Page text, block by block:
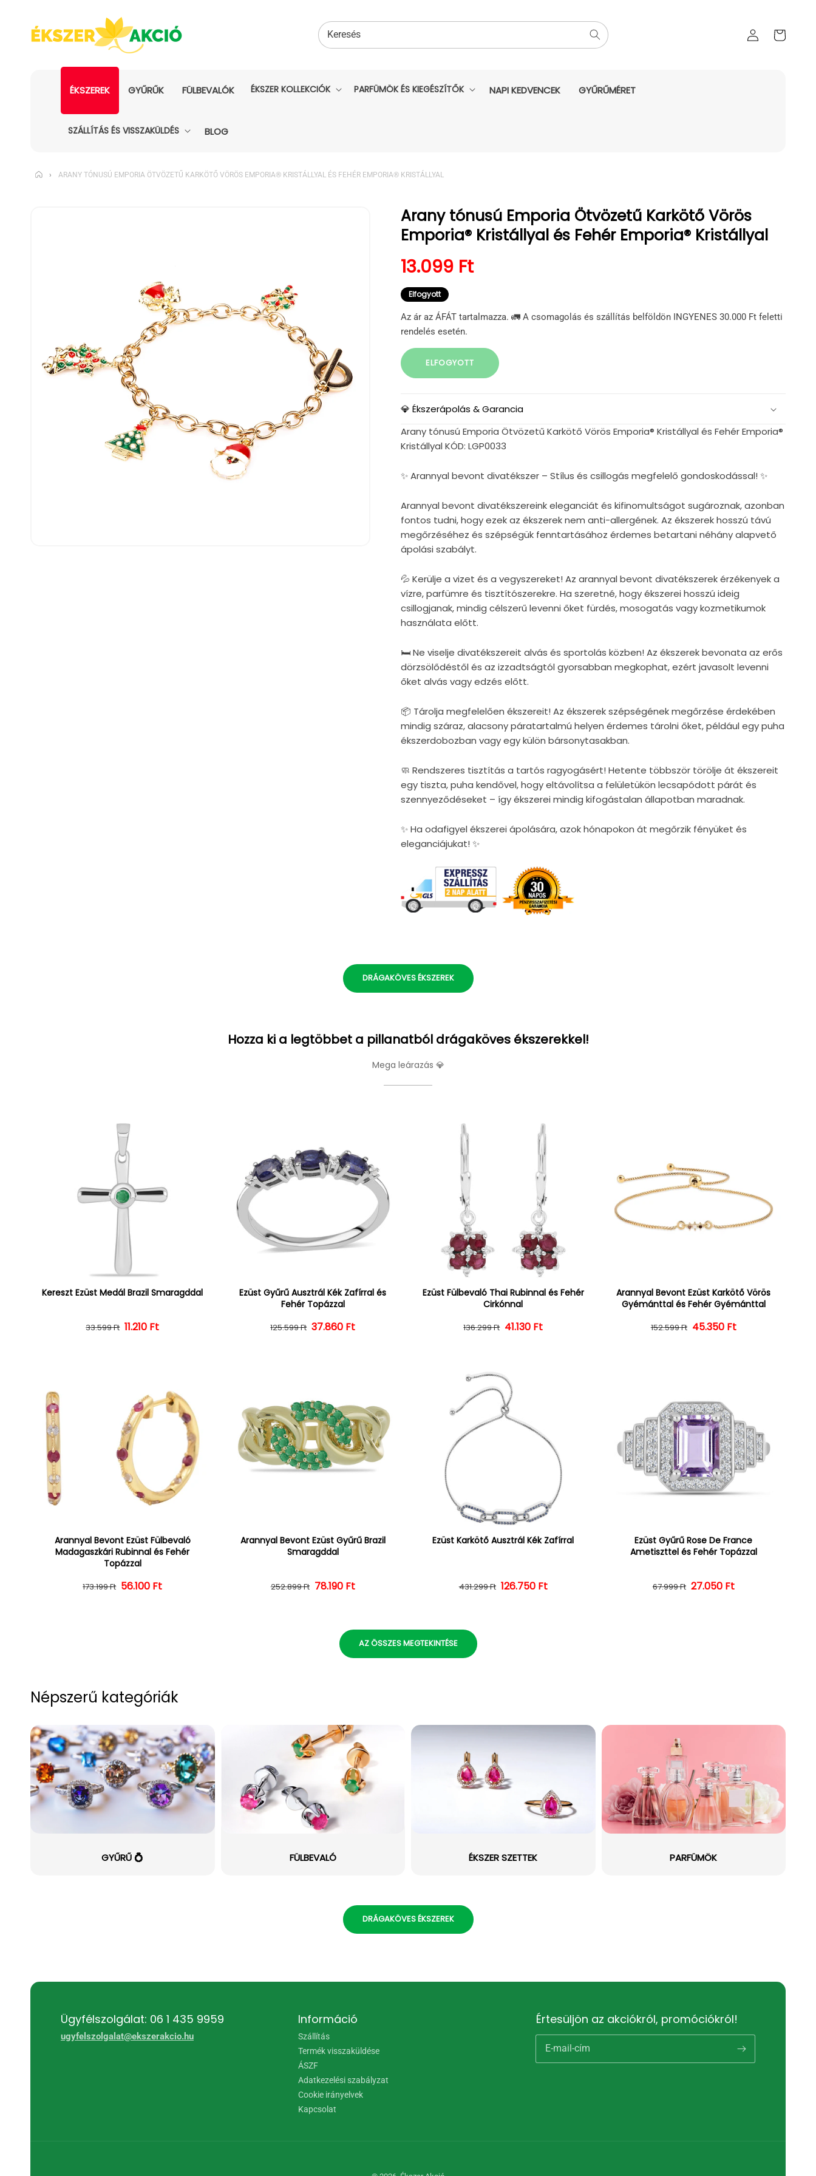
Bejelentkezés
kosara
Keresés
ÉKSZEREK GYŰRŰK FÜLBEVALÓK ÉKSZER KOLLEKCIÓK PARFÜMÖK ÉS KIEGÉSZÍTŐK NAPI KEDVENCEK GYŰRŰMÉRET
SZÁLLÍTÁS ÉS VISSZAKÜLDÉS BLOG
› ARANY TÓNUSÚ EMPORIA ÖTVÖZETŰ KARKÖTŐ VÖRÖS EMPORIA® KRISTÁLLYAL ÉS FEHÉR EMPORIA® KRISTÁLLYAL
Arany tónusú Emporia Ötvözetű Karkötő Vörös
Emporia® Kristállyal és Fehér Emporia® Kristállyal
Normál ár
13.099 Ft
Elfogyott
Az ár az ÁFÁT tartalmazza. 🚛 A csomagolás és szállítás belföldön INGYENES 30.000 Ft feletti
rendelés esetén.
ELFOGYOTT
💎 Ékszerápolás & Garancia
Arany tónusú Emporia Ötvözetű Karkötő Vörös Emporia® Kristállyal és Fehér Emporia®
Kristállyal KÓD: LGP0033
✨ Arannyal bevont divatékszer – Stílus és csillogás megfelelő gondoskodással! ✨
Arannyal bevont divatékszereink eleganciát és kifinomultságot sugároznak, azonban
fontos tudni, hogy ezek az ékszerek nem anti-allergének. Az ékszerek hosszú távú
megőrzéséhez és szépségük fenntartásához érdemes betartani néhány alapvető
ápolási szabályt.
💦 Kerülje a vizet és a vegyszereket! Az arannyal bevont divatékszerek érzékenyek a
vízre, parfümre és tisztítószerekre. Ha szeretné, hogy ékszerei hosszú ideig
csillogjanak, mindig célszerű levenni őket fürdés, mosogatás vagy kozmetikumok
használata előtt.
🛏 Ne viselje divatékszereit alvás és sportolás közben! Az ékszerek bevonata az erős
dörzsölődéstől és az izzadtságtól gyorsabban megkophat, ezért javasolt levenni
őket alvás vagy edzés előtt.
📦 Tárolja megfelelően ékszereit! Az ékszerek szépségének megőrzése érdekében
mindig száraz, alacsony páratartalmú helyen érdemes tárolni őket, például egy puha
ékszerdobozban vagy egy külön bársonytasakban.
🧼 Rendszeres tisztítás a tartós ragyogásért! Hetente többször törölje át ékszereit
egy tiszta, puha kendővel, hogy eltávolítsa a felületükön lecsapódott párát és
szennyeződéseket – így ékszerei mindig kifogástalan állapotban maradnak.
✨ Ha odafigyel ékszerei ápolására, azok hónapokon át megőrzik fényüket és
eleganciájukat! ✨
DRÁGAKÖVES ÉKSZEREK
Hozza ki a legtöbbet a pillanatból drágaköves ékszerekkel!
Mega leárazás 💎
Kereszt Ezüst Medál Brazil Smaragddal
Normál ár
33.599 Ft Kedvezményes ár
11.210 Ft
Ezüst Gyűrű Ausztrál Kék Zafírral és
Fehér Topázzal
Normál ár
125.599 Ft Kedvezményes ár
37.860 Ft
Ezüst Fülbevaló Thai Rubinnal és Fehér
Cirkónnal
Normál ár
136.299 Ft Kedvezményes ár
41.130 Ft
Arannyal Bevont Ezüst Karkötő Vörös
Gyémánttal és Fehér Gyémánttal
Normál ár
152.599 Ft Kedvezményes ár
45.350 Ft
Arannyal Bevont Ezüst Fülbevaló
Madagaszkári Rubinnal és Fehér
Topázzal
Normál ár
173.199 Ft Kedvezményes ár
56.100 Ft
Arannyal Bevont Ezüst Gyűrű Brazil
Smaragddal
Normál ár
252.899 Ft Kedvezményes ár
78.190 Ft
Ezüst Karkötő Ausztrál Kék Zafírral
Normál ár
431.299 Ft Kedvezményes ár
126.750 Ft
Ezüst Gyűrű Rose De France
Ametiszttel és Fehér Topázzal
Normál ár
67.999 Ft Kedvezményes ár
27.050 Ft
AZ ÖSSZES MEGTEKINTÉSE
Népszerű kategóriák
GYŰRŰ 💍 FÜLBEVALÓ ÉKSZER SZETTEK PARFÜMÖK
DRÁGAKÖVES ÉKSZEREK
Ügyfélszolgálat: 06 1 435 9959
ugyfelszolgalat@ekszerakcio.hu
Információ
Szállítás
Termék visszaküldése
ÁSZF
Adatkezelési szabályzat
Cookie irányelvek
Kapcsolat
Értesüljön az akciókról, promóciókról!
E-mail-cím